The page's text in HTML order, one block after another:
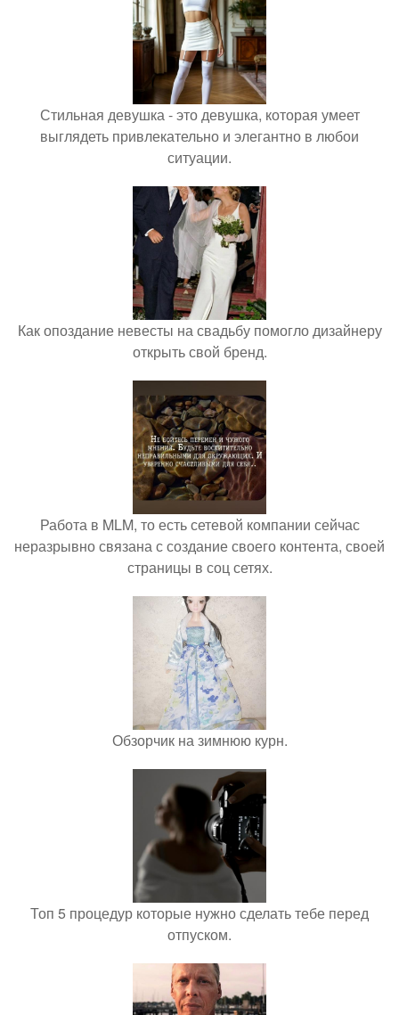
Стильная девушка - это девушка, которая умеет
выглядеть привлекательно и элегантно в любои
ситуации.
Как опоздание невесты на свадьбу помогло дизайнеру
открыть свой бренд.
Работа в MLM, то есть сетевой компании сейчас
неразрывно связана с создание своего контента, своей
страницы в соц сетях.
Обзорчик на зимнюю курн.
Топ 5 процедур которые нужно сделать тебе перед
отпуском.